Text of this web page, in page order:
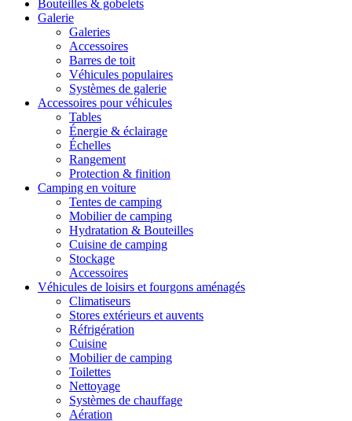
Bouteilles & gobelets
Galerie
Galeries
Accessoires
Barres de toit
Véhicules populaires
Systèmes de galerie
Accessoires pour véhicules
Tables
Énergie & éclairage
Échelles
Rangement
Protection & finition
Camping en voiture
Tentes de camping
Mobilier de camping
Hydratation & Bouteilles
Cuisine de camping
Stockage
Accessoires
Véhicules de loisirs et fourgons aménagés
Climatiseurs
Stores extérieurs et auvents
Réfrigération
Cuisine
Mobilier de camping
Toilettes
Nettoyage
Systèmes de chauffage
Aération